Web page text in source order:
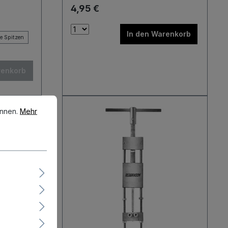
Spitzen
Dartboards Wasserwaage
Zubehör Dartboard
4,95 €
In den Warenkorb
Mehr Informationen ...
Mehr